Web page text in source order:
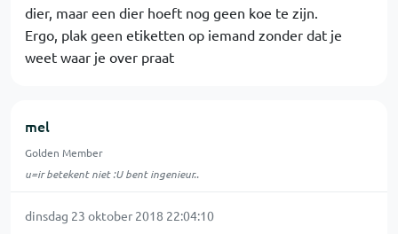
dier, maar een dier hoeft nog geen koe te zijn.
Ergo, plak geen etiketten op iemand zonder dat je
weet waar je over praat
mel
Golden Member
u=ir betekent niet :U bent ingenieur..
dinsdag 23 oktober 2018 22:04:10